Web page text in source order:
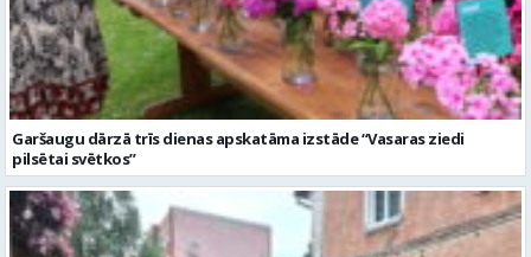
Garšaugu dārzā trīs dienas apskatāma izstāde “Vasaras ziedi
pilsētai svētkos”